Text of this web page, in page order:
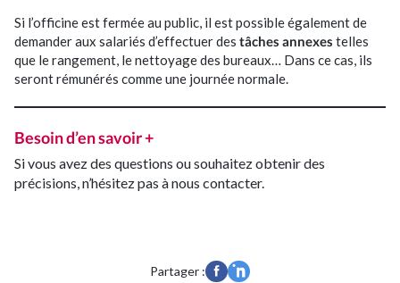
Si l’officine est fermée au public, il est possible également de
demander aux salariés d’effectuer des tâches annexes telles
que le rangement, le nettoyage des bureaux… Dans ce cas, ils
seront rémunérés comme une journée normale.
Besoin d’en savoir +
Si vous avez des questions ou souhaitez obtenir des
précisions, n’hésitez pas à nous contacter.
Partager :